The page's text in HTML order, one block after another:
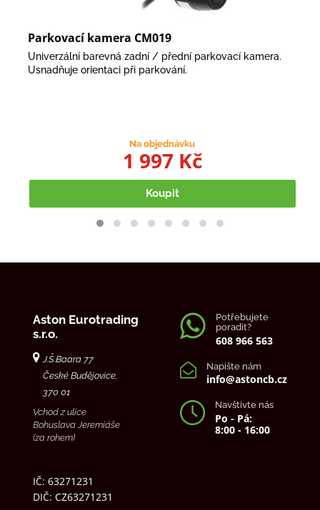
Parkovací kamera CM019
Univerzální barevná zadní / přední parkovací kamera.
Usnadňuje orientaci při parkování.
Na objednávku
1 997 Kč
Koupit
Aston Eurotrading
s.r.o.
J.Š.Baara 77
České Budějovice,
370 01
Vchod z ulice
Bohuslava Jeremiáše
(za rohem)
IČ: 63271231
DIČ: CZ63271231
Potřebujete
poradit?
608 966 563
Napište nám
info@astoncb.cz
Navštivte nás
Po - Pá:
8:00 - 16:00